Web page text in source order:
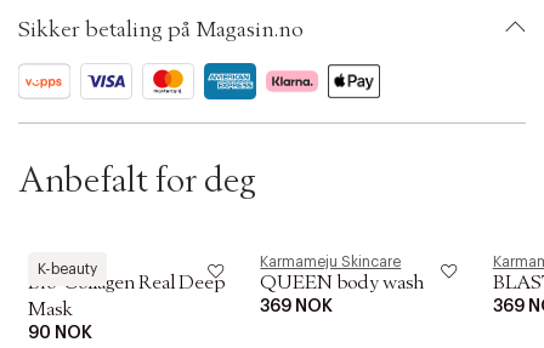
OBS:
ID: ADFX21-0008
Sikker betaling på Magasin.no
Anbefalt for deg
K-beauty
Biodance
Bio-Collagen Real Deep
Mask
90 NOK
Karmameju Skincare
QUEEN body wash
369 NOK 369